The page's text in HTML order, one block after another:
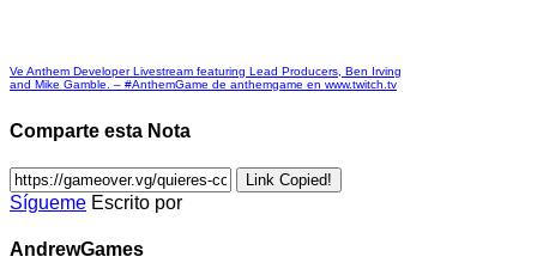
Ve Anthem Developer Livestream featuring Lead Producers, Ben Irving
and Mike Gamble. – #AnthemGame de anthemgame en www.twitch.tv
Comparte esta Nota
Link Copied!
Sígueme Escrito por
AndrewGames